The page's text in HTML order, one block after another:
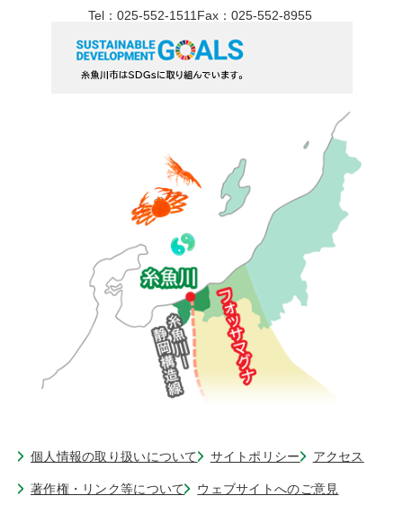
Tel：025-552-1511 Fax：025-552-8955
個人情報の取り扱いについて サイトポリシー アクセス
著作権・リンク等について ウェブサイトへのご意見